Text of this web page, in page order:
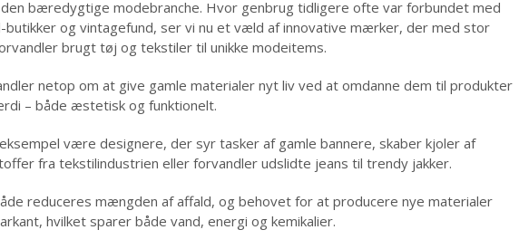
bæredygtige modebranche. Hvor genbrug tidligere ofte var forbundet med
butikker og vintagefund, ser vi nu et væld af innovative mærker, der med stor
brugt tøj og tekstiler til unikke modeitems.
netop om at give gamle materialer nyt liv ved at omdanne dem til produkter
– både æstetisk og funktionelt.
være designere, der syr tasker af gamle bannere, skaber kjoler af
fra tekstilindustrien eller forvandler udslidte jeans til trendy jakker.
reduceres mængden af affald, og behovet for at producere nye materialer
hvilket sparer både vand, energi og kemikalier.